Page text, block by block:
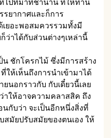
ไปที่มาที่ช้านาน ที่ให้ท่าน
ยากาศและก็การ
เยอะพอสมควรรวมทั้งมี
ว่าได้กับส่วนต่างๆเหล่านี้
น ชักโครกไม้ ซึ่งมีการสร้าง
ห้เห็นถึงการนำเข้ามาได้
นอกราวกับ กับเดี๋ยวนี้เลย
าให้อาจความคลาสสิค ถึง
กับว่า จะเป็นอีกหนึ่งสิ่งที่
สมัยปรับสมัยของตนเอง ให้